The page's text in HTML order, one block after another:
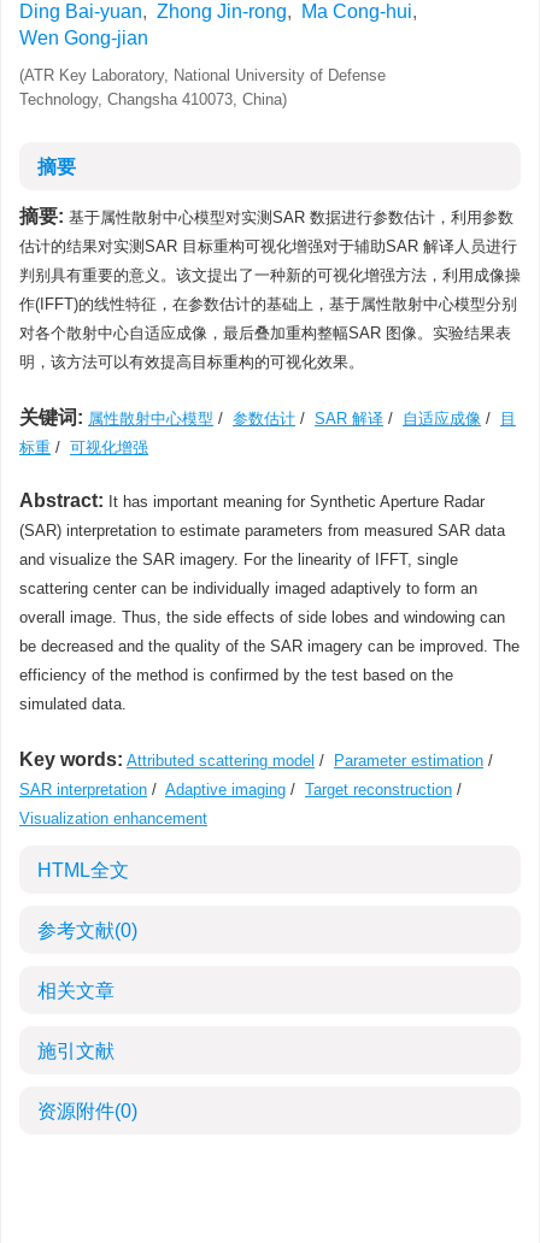
Ding Bai-yuan, Zhong Jin-rong, Ma Cong-hui,
Wen Gong-jian
(ATR Key Laboratory, National University of Defense
Technology, Changsha 410073, China)
摘要
摘要: 基于属性散射中心模型对实测SAR 数据进行参数估计，利用参数
估计的结果对实测SAR 目标重构可视化增强对于辅助SAR 解译人员进行
判别具有重要的意义。该文提出了一种新的可视化增强方法，利用成像操
作(IFFT)的线性特征，在参数估计的基础上，基于属性散射中心模型分别
对各个散射中心自适应成像，最后叠加重构整幅SAR 图像。实验结果表
明，该方法可以有效提高目标重构的可视化效果。
关键词: 属性散射中心模型 / 参数估计 / SAR 解译 / 自适应成像 /
目
标重 / 可视化增强
Abstract: It has important meaning for Synthetic Aperture Radar
(SAR) interpretation to estimate parameters from measured SAR data
and visualize the SAR imagery. For the linearity of IFFT, single
scattering center can be individually imaged adaptively to form an
overall image. Thus, the side effects of side lobes and windowing can
be decreased and the quality of the SAR imagery can be improved. The
efficiency of the method is confirmed by the test based on the
simulated data.
Key words: Attributed scattering model / Parameter estimation /
SAR interpretation / Adaptive imaging / Target reconstruction /
Visualization enhancement
HTML全文
参考文献(0)
相关文章
施引文献
资源附件(0)